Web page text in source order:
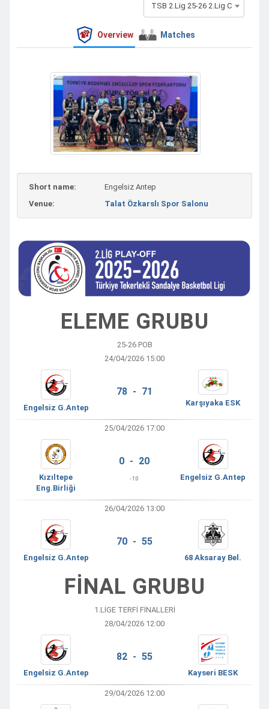
TSB 2.Lig 25-26 2.Lig C
Overview Matches
Short name:
Engelsiz Antep
Venue:
Talat Özkarslı Spor Salonu
ELEME GRUBU
25-26 POB
24/04/2026 15:00
Engelsiz G.Antep
78 - 71
Karşıyaka ESK
25/04/2026 17:00
Kızıltepe
Eng.Birliği
0 - 20
-1:0 Engelsiz G.Antep
26/04/2026 13:00
Engelsiz G.Antep
70 - 55
68 Aksaray Bel.
FİNAL GRUBU
1.LIGE TERFI FINALLERI
28/04/2026 12:00
Engelsiz G.Antep
82 - 55
Kayseri BESK
29/04/2026 12:00